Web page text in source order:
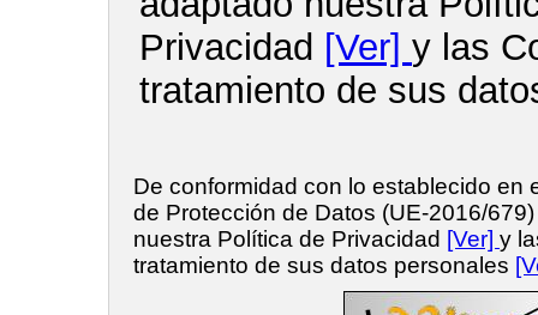
Privacidad [Ver] y las
tratamiento de sus
De conformidad con lo establecido en
de Protección de Datos (UE-2016/
nuestra Política de Privacidad [Ver] y
tratamiento de sus datos personales